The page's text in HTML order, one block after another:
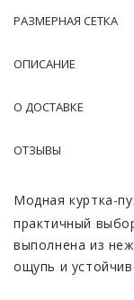
РАЗМЕРНАЯ СЕТКА
ОПИСАНИЕ
О ДОСТАВКЕ
ОТЗЫВЫ
Модная куртка-
практичный
выполнена из
ощупь и